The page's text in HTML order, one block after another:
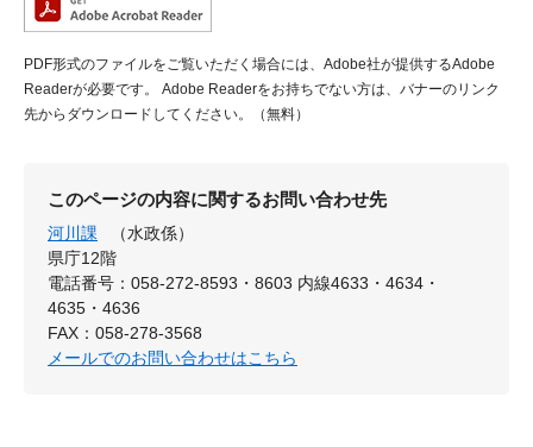
PDF形式のファイルをご覧いただく場合には、Adobe社が提供するAdobe
Readerが必要です。
Adobe Readerをお持ちでない方は、バナーのリンク
先からダウンロードしてください。（無料）
このページの内容に関するお問い合わせ先
河川課
（水政係）
県庁12階
電話番号：058-272-8593・8603 内線4633・4634・
4635・4636
FAX：058-278-3568
メールでのお問い合わせはこちら